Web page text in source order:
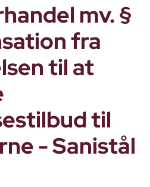
mv. §
fra
til at
til
- Sanistål